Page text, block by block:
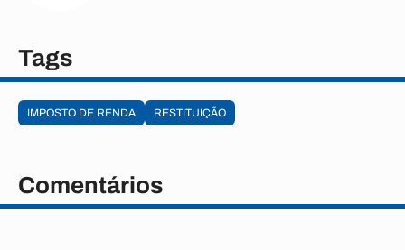
Tags
IMPOSTO DE RENDA RESTITUIÇÃO
Comentários